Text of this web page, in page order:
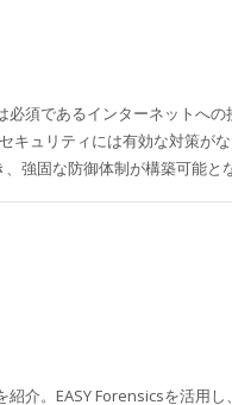
須であるインターネットへ
キュリティには有効な対策が
強固な防御体制が構築可能とな
介。EASY Forensicsを活用